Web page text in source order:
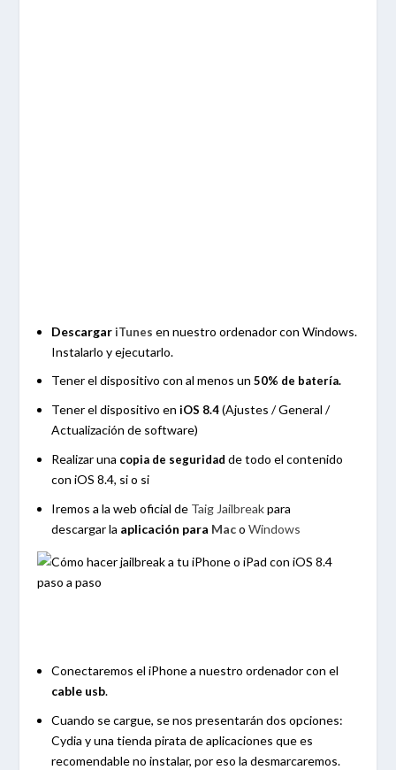
Descargar iTunesen nuestro ordenador con Windows.
Instalarlo y ejecutarlo.
Tener el dispositivo con al menos un 50% de batería.
Tener el dispositivo en iOS 8.4(Ajustes / General /
Actualización de software)
Realizar una copia de seguridad de todo el contenido
con iOS 8.4, si o si
Iremos a la web oficial de Taig Jailbreakpara
descargar la aplicación para MacoWindows
Conectaremos el iPhone a nuestro ordenador con el
cable usb.
Cuando se cargue, se nos presentarán dos opciones:
Cydia y una tienda pirata de aplicaciones que es
recomendable no instalar, por eso la desmarcaremos.